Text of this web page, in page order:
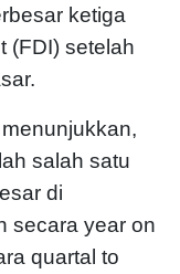
ketiga
(FDI) setelah
salah satu
di
secara year on
quartal to